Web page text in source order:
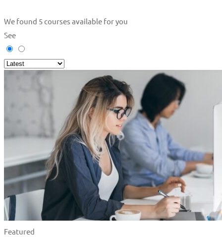
We found 5courses available for you
See
Featured